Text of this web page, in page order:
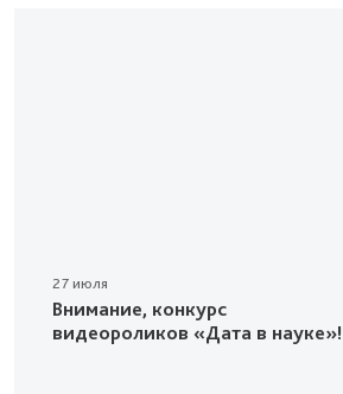
27 июля
Внимание, конкурс
видеороликов «Дата в науке»!